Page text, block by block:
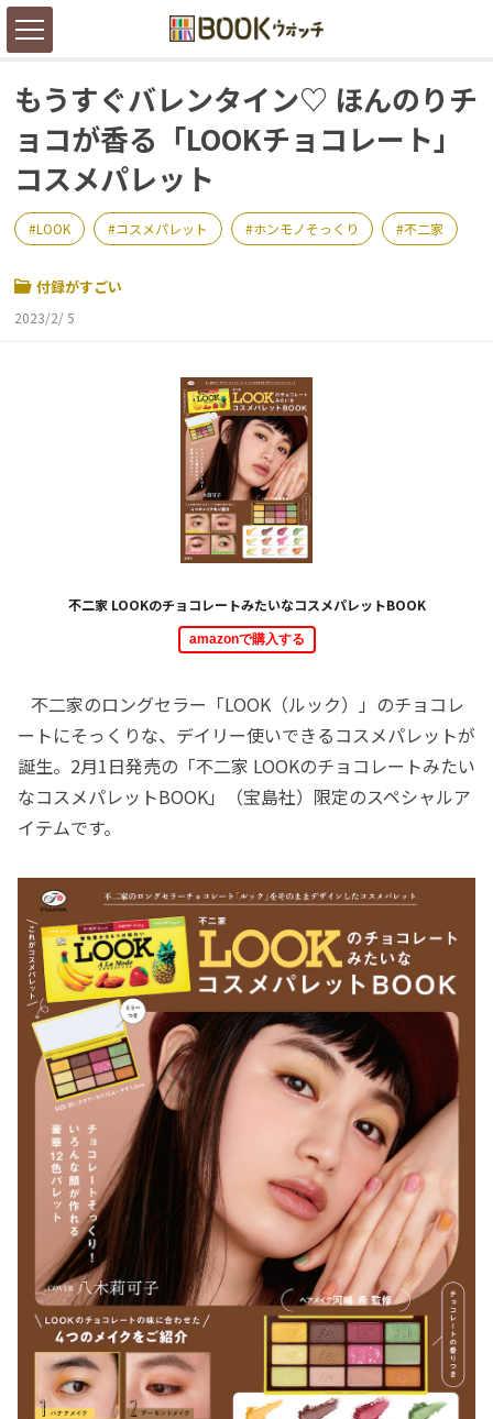
もうすぐバレンタイン♡ ほんのりチ
ョコが香る「LOOKチョコレート」
コスメパレット
LOOK コスメパレット ホンモノそっくり 不二家
付録がすごい
2023/2/ 5
不二家 LOOKのチョコレートみたいなコスメパレットBOOK
amazonで購入する
不二家のロングセラー「LOOK（ルック）」のチョコレ
ートにそっくりな、デイリー使いできるコスメパレットが
誕生。2月1日発売の「不二家 LOOKのチョコレートみたい
なコスメパレットBOOK」（宝島社）限定のスペシャルア
イテムです。